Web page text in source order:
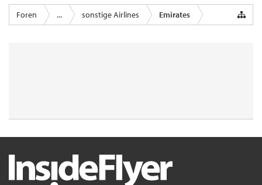
Foren ... sonstige Airlines Emirates